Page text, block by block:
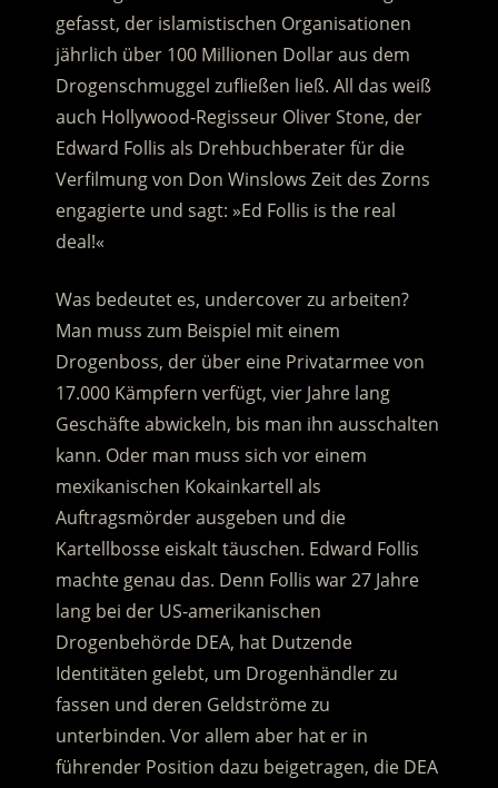
gefasst, der islamistischen Organisationen
jährlich über 100 Millionen Dollar aus dem
Drogenschmuggel zufließen ließ. All das weiß
auch Hollywood-Regisseur Oliver Stone, der
Edward Follis als Drehbuchberater für die
Verfilmung von Don Winslows Zeit des Zorns
engagierte und sagt: »Ed Follis is the real
deal!«
Was bedeutet es, undercover zu arbeiten?
Man muss zum Beispiel mit einem
Drogenboss, der über eine Privatarmee von
17.000 Kämpfern verfügt, vier Jahre lang
Geschäfte abwickeln, bis man ihn ausschalten
kann. Oder man muss sich vor einem
mexikanischen Kokainkartell als
Auftragsmörder ausgeben und die
Kartellbosse eiskalt täuschen. Edward Follis
machte genau das. Denn Follis war 27 Jahre
lang bei der US-amerikanischen
Drogenbehörde DEA, hat Dutzende
Identitäten gelebt, um Drogenhändler zu
fassen und deren Geldströme zu
unterbinden. Vor allem aber hat er in
führender Position dazu beigetragen, die DEA